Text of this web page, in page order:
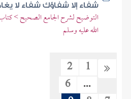
شفاء إلا شفاؤك شفاء لا
التوضيح لشرح الجامع الصحيح >
الله عليه وسلم
1
2
...
6